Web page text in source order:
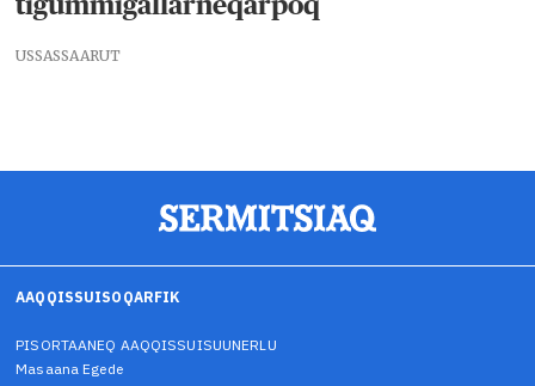
USSASSAARUT
AAQQISSUISOQARFIK
PISORTAANEQ AAQQISSUISUUNERLU
Masaana Egede